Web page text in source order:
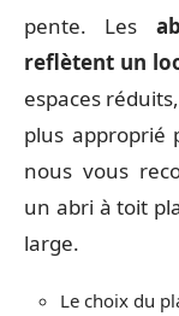
pente. Les
reflètent un
espaces
plus approprié
nous vous
un abri à toit
large.
Le choix du